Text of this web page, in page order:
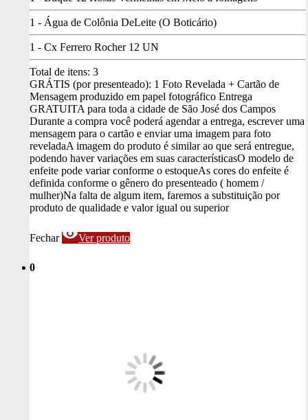
1 - Água de Colônia DeLeite (O Boticário)
1 - Cx Ferrero Rocher 12 UN
Total de itens: 3
GRÁTIS (por presenteado): 1 Foto Revelada + Cartão de
Mensagem produzido em papel fotográfico Entrega
GRATUITA para toda a cidade de São José dos Campos
Durante a compra você poderá agendar a entrega, escrever uma
mensagem para o cartão e enviar uma imagem para foto
reveladaA imagem do produto é similar ao que será entregue,
podendo haver variações em suas característicasO modelo de
enfeite pode variar conforme o estoqueAs cores do enfeite é
definida conforme o gênero do presenteado ( homem /
mulher)Na falta de algum item, faremos a substituição por
produto de qualidade e valor igual ou superior
Fechar visibilityVer produto
0